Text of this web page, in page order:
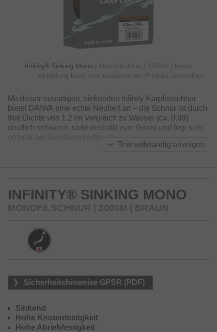
Infinity® Sinking Mono
| Monofilschnur | 3000m | braun
Abbildung kann vom tatsächlichen Produkt abweichen.
Text vollständig anzeigen
Mit dieser neuartigen, sinkenden Infinity Karpfenschnur
bietet DAIWA eine echte Neuheit an – die Schnur ist durch
Ihre Dichte von 1.2 im Vergleich zu Wasser (ca. 0.99)
deutlich schwerer, sinkt deshalb zum Grund und legt sich
Infinity Sinking jedoch weich und geschmeidig und bietet
ein gutes Dehnverhalten – ideal, um Aussteiger im Drill zu
verhindern und eine hohe Knotenfestigkeit bei Belastung
Erhältlich in zwei Farben.
INFINITY® SINKING MONO
MONOFILSCHNUR | 3000M | BRAUN
Sicherheitshinweise GPSR (PDF)
Sinkend
Hohe Knotenfestigkeit
Hohe Abriebfestigkeit